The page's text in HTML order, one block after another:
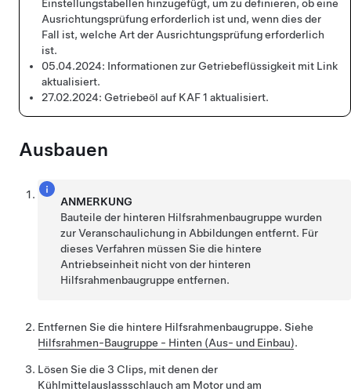
Einstellungstabellen hinzugefügt, um zu definieren, ob eine
Ausrichtungsprüfung erforderlich ist und, wenn dies der
Fall ist, welche Art der Ausrichtungsprüfung erforderlich
ist.
05.04.2024: Informationen zur Getriebeflüssigkeit mit Link
aktualisiert.
27.02.2024: Getriebeöl auf KAF 1 aktualisiert.
Ausbauen
ANMERKUNG
Bauteile der hinteren Hilfsrahmenbaugruppe wurden
zur Veranschaulichung in Abbildungen entfernt. Für
dieses Verfahren müssen Sie die hintere
Antriebseinheit nicht von der hinteren
Hilfsrahmenbaugruppe entfernen.
Entfernen Sie die hintere Hilfsrahmenbaugruppe. Siehe
Hilfsrahmen-Baugruppe - Hinten (Aus- und Einbau).
Lösen Sie die 3 Clips, mit denen der
Kühlmittelauslassschlauch am Motor und am